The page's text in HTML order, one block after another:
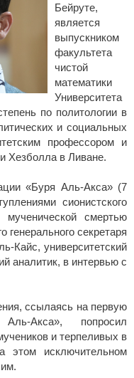
Бейруте,
является
выпускником
факультета
чистой
математики
Университета
по политологии в
и социальных
профессором и
Хезболла в Ливане.
«Буря Аль-Акса» (7
сионистского
смертью
секретаря
Кайс, университетский
аналитик, в интервью с
ссылаясь на первую
Акса», попросил
и терпеливых в
этом исключительном